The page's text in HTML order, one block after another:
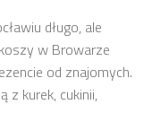
długo, ale
w Browarze
od znajomych.
z kurek, cukinii,